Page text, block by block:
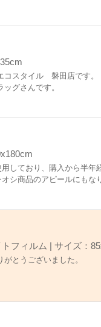
スタイル 磐田店です。
グさんです。
しており、購入から半年
シ商品のアピールにもな
フィルム | サイズ：
とうございました。